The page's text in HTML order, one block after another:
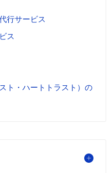
行サービス
ス
ト・ハートトラスト）の